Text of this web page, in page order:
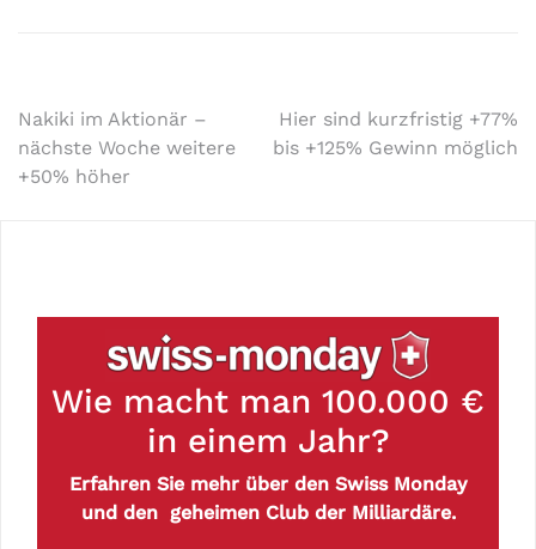
Nakiki im Aktionär –
nächste Woche weitere
+50% höher
Hier sind kurzfristig +77%
bis +125% Gewinn möglich
Wie macht man 100.000 €
in einem Jahr?
Erfahren Sie mehr über den Swiss Monday
und den geheimen Club der Milliardäre.